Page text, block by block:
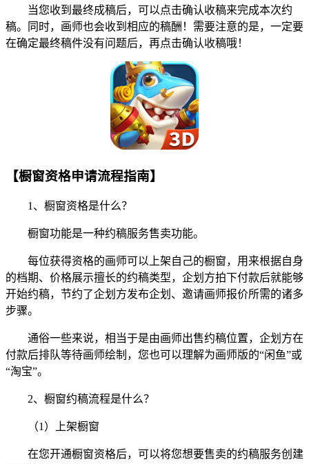
当您收到最终成稿后，可以点击确认收稿来完成本次约
稿。同时，画师也会收到相应的稿酬！需要注意的是，一定要
在确定最终稿件没有问题后，再点击确认收稿哦！
【橱窗资格申请流程指南】
1、橱窗资格是什么？
橱窗功能是一种约稿服务售卖功能。
每位获得资格的画师可以上架自己的橱窗，用来根据自身
的档期、价格展示擅长的约稿类型，企划方拍下付款后就能够
开始约稿，节约了企划方发布企划、邀请画师报价所需的诸多
步骤。
通俗一些来说，相当于是由画师出售约稿位置，企划方在
付款后排队等待画师绘制，您也可以理解为画师版的“闲鱼”或
“淘宝”。
2、橱窗约稿流程是什么？
（1）上架橱窗
在您开通橱窗资格后，可以将您想要售卖的约稿服务创建